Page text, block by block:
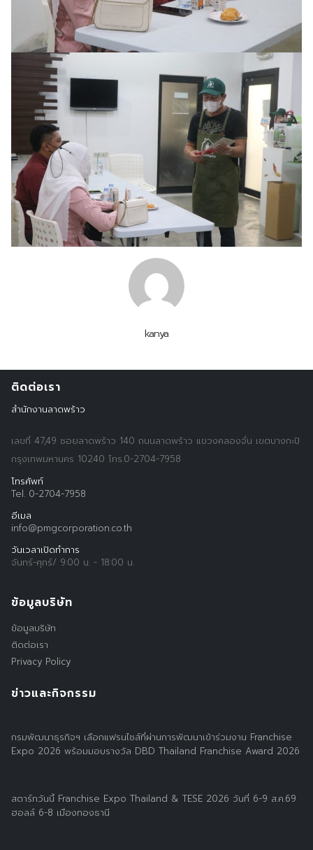
Search
for:
kanya
ติดต่อเรา
สำนักงานลาดพร้าว
เลขที่ 47,49 ซอยลาดพร้าว 140 ถนนลาดพร้าว แขวงคลองจั่น เขตบางกะปิ
กรุงเทพมหานคร 10240 โทร.0-2704-7958
โทรศัพท์
Tel. 0-2704-7958
อีเมล
info@pmgcorporation.co.th
วันเวลาเปิดทำการ
จันทร์-ศุกร์/ 9:00 น. - 18:00 น.
ข้อมูลบริษัท
ข้อมูลบริษัท
ติดต่อเรา
Privacy Policy
ข่าวและกิจกรรม
กรมพัฒนาธุรกิจฯ เลือกแฟรนไชส์ที่ผ่านการพัฒนาเข้าร่วมงาน Franchise
Expo 2026 พร้อมมอบรางวัล DBD Thailand Franchise Award 2026
สตาร์ทวันนี้ Franchise Expo Thailand & TESE 2026 วันที่ 6-9 ส.ค.69
ฮอลล์ 6-8 เมืองทองธานี